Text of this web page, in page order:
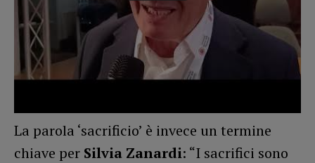
La parola ‘sacrificio’ è invece un termine
chiave per Silvia Zanardi: “I sacrifici sono